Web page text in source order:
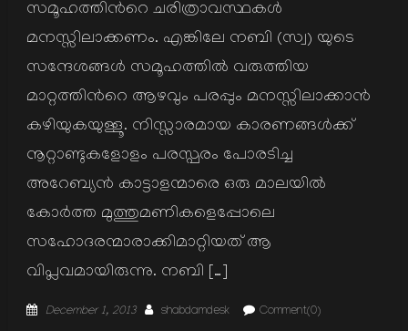
സമൂഹത്തിന്‍റെ ചരിത്രാവസ്ഥകള്‍
മനസ്സിലാക്കണം. എങ്കിലേ നബി (സ്വ) യുടെ
സന്ദേശങ്ങള്‍ സമൂഹത്തില്‍ വരുത്തിയ
മാറ്റത്തിന്‍റെ ആഴവും പരപ്പും മനസ്സിലാക്കാന്‍
കഴിയുകയുള്ളൂ. നിസ്സാരമായ കാരണങ്ങള്‍ക്ക്
നൂറ്റാണ്ടുകളോളം പരസ്പരം പോരടിച്ച
അറേബ്യന്‍ കാട്ടാളന്മാരെ ഒരു മാലയില്‍
കോര്‍ത്ത മുത്തുമണികളെപ്പോലെ
സഹോദരന്മാരാക്കിമാറ്റിയത് ആ
വിപ്ലവമായിരുന്നു. നബി […]
Posted
December 1, 2013 Author
shabdamdesk Comment(0)